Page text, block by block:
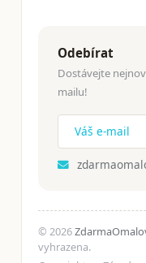
Odebírat
Dostávejte
mailu!
© 2026
vyhrazena.